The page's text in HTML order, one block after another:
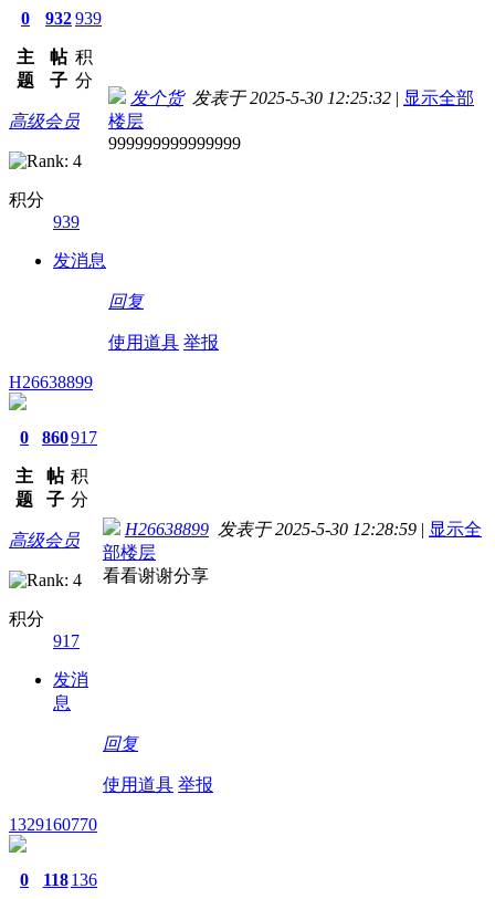
0
主
题
932
帖
子
939
积
分
高级会员
积分
939
发消息
发个货发表于 2025-5-30 12:25:32 | 显示全部
楼层
999999999999999
回复
使用道具 举报
H26638899
0
主
题
860
帖
子
917
积
分
高级会员
积分
917
发消
息
H26638899 发表于 2025-5-30 12:28:59 | 显示全
部楼层
看看谢谢分享
回复
使用道具 举报
1329160770
0 118 136